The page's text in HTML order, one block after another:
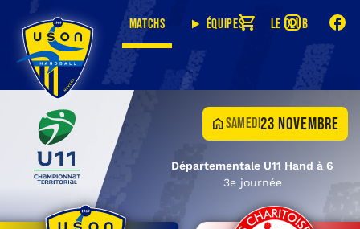
Matchs Équipes Le club
samedi23 novembre
Départementale U11 Hand à 6
3e journée